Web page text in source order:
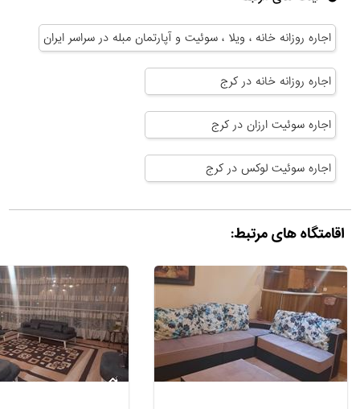
اجاره روزانه خانه ، ویلا ، سوئیت و آپارتمان مبله در سراسر ایران
اجاره روزانه خانه در کرج
اجاره سوئیت ارزان در کرج
اجاره سوئیت لوکس در کرج
اقامتگاه های مرتبط: